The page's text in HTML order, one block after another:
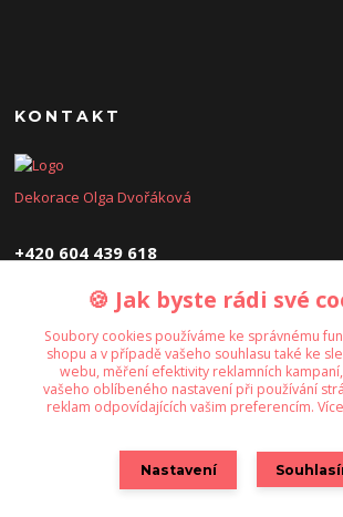
KONTAKT
Dekorace Olga Dvořáková
+420 604 439 618
dekoraceolga@seznam.cz
Upravit sběr cookies.
🍪 Jak byste rádi své
Soubory cookies používáme ke správnému
shopu a v případě vašeho souhlasu také ke
webu, měření efektivity reklamních
vašeho oblíbeného nastavení při používání
reklam odpovídajících vašim preferencím.
Nastavení